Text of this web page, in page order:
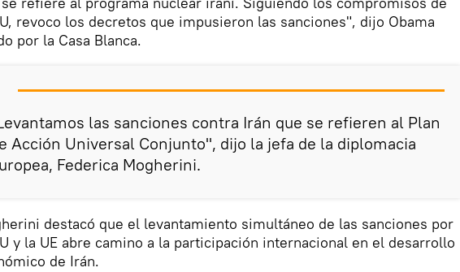
revoco los decretos que impusieron las sanciones", dijo Obama
por la Casa Blanca.
las sanciones contra Irán que se refieren al Plan
Acción Universal Conjunto", dijo la jefa de la diplomacia
Federica Mogherini.
destacó que el levantamiento simultáneo de las sanciones por
y la UE abre camino a la participación internacional en el desarrollo
de Irán.